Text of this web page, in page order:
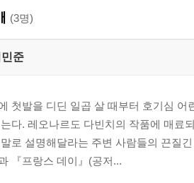
(3명)
준
첫발을 디딘 일곱 살 때부터 호기심
다. 레오나르도 다빈치의 작품에 매료
로 설명해달라는 주변 사람들의 끈질
『프랑스 데이』(공저...